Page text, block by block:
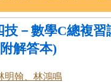
技－數學C總複習
解答本)
明翰、林鴻鳴